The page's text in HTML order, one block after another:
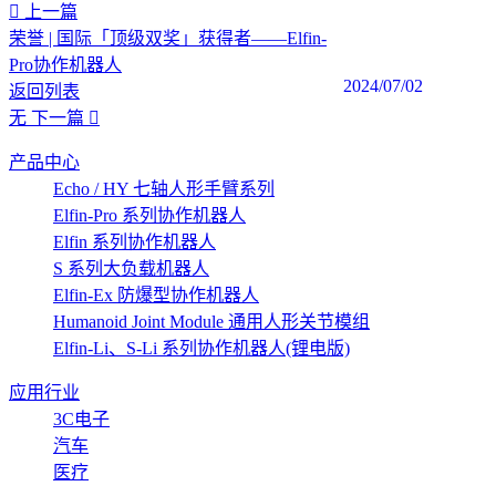
上一篇
荣誉 | 国际「顶级双奖」获得者——Elfin-
Pro协作机器人
2024/07/02
返回列表
无 下一篇
产品中心
Echo / HY 七轴人形手臂系列
Elfin-Pro 系列协作机器人
Elfin 系列协作机器人
S 系列大负载机器人
Elfin-Ex 防爆型协作机器人
Humanoid Joint Module 通用人形关节模组
Elfin-Li、S-Li 系列协作机器人(锂电版)
应用行业
3C电子
汽车
医疗